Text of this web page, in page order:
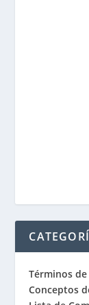
Términos
Conceptos